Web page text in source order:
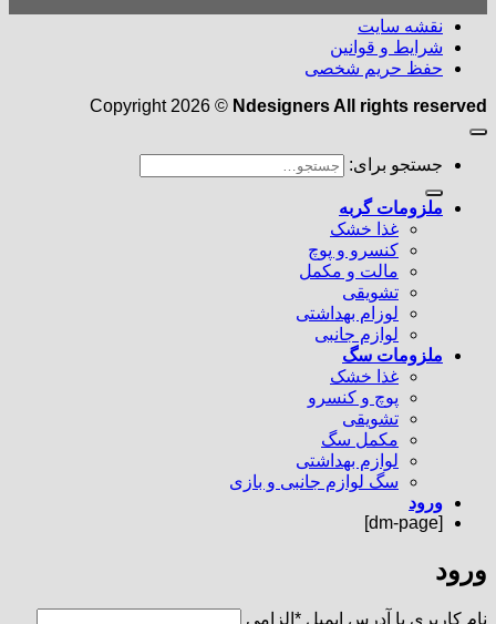
نقشه سایت
شرایط و قوانین
حفظ حریم شخصی
Copyright 2026 © Ndesigners All rights reserved
جستجو برای:
ملزومات گربه
غذا خشک
کنسرو و پوچ
مالت و مکمل
تشویقی
لوزام بهداشتی
لوازم جانبی
ملزومات سگ
غذا خشک
پوچ و کنسرو
تشویقی
مکمل سگ
لوازم بهداشتی
سگ لوازم جانبی و بازی
ورود
[dm-page]
ورود
نام کاربری یا آدرس ایمیل * الزامی